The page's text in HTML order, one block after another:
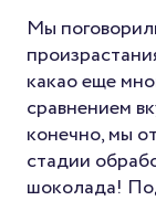
Мы
какао еще
сравнением
конечно, мы
стадии
шоколада!